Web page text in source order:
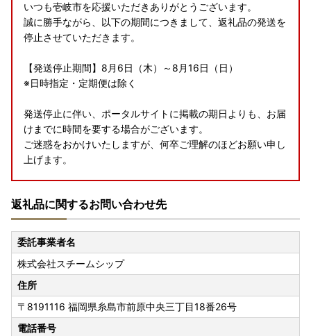
いつも壱岐市を応援いただきありがとうございます。
誠に勝手ながら、以下の期間につきまして、返礼品の発送を
停止させていただきます。
【発送停止期間】8月6日（木）～8月16日（日）
※日時指定・定期便は除く
発送停止に伴い、ポータルサイトに掲載の期日よりも、お届
けまでに時間を要する場合がございます。
ご迷惑をおかけいたしますが、何卒ご理解のほどお願い申し
上げます。
▼書類の発送について
※重要※
返礼品とは別に14日以内に発送いたします。
なお、ワンストップ特例申請書は、ご要望の寄附者様のみ同
封いたします。
・長期不在などでお受け取りができない期間がある場合は、
備考欄に必ずご入力ください。原則、再送はいたしかねます
返礼品に関するお問い合わせ先
委託事業者名
株式会社スチームシップ
住所
〒8191116 福岡県糸島市前原中央三丁目18番26号
電話番号